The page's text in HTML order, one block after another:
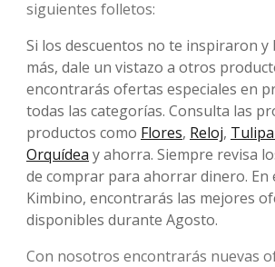
siguientes folletos:
Si los descuentos no te inspiraron y
más, dale un vistazo a otros
encontrarás ofertas especiales en
todas las categorías. Consulta las
productos como Flores, Reloj,
Orquídea y ahorra. Siempre revisa
de comprar para ahorrar dinero. En
Kimbino, encontrarás las mejores
disponibles durante Agosto.
Con nosotros encontrarás nuevas